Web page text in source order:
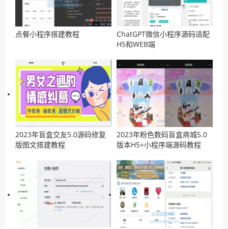
点餐小程序搭建教程
ChatGPT微信小程序源码适配
H5和WEB端
2023年盲盒交友5.0源码修复
版图文搭建教程
2023年粉色数码盲盒商城5.0
版本H5+小程序端源码教程